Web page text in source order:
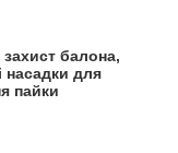
балона,
насадки для
пайки